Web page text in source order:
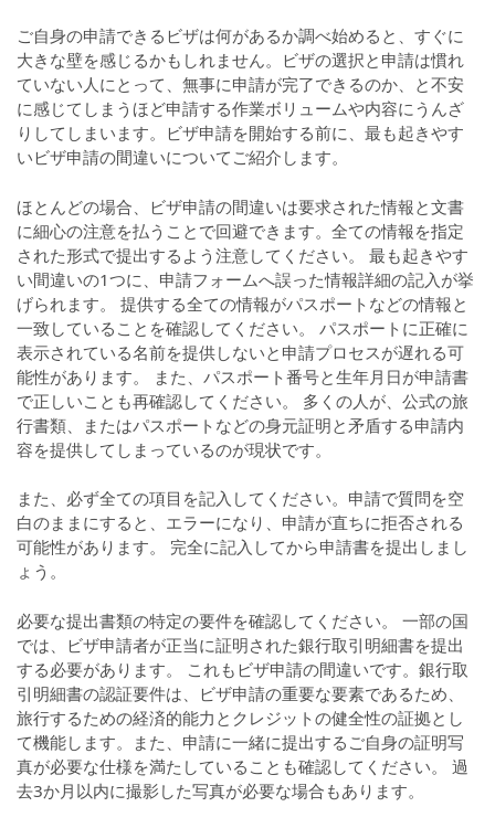
ご自身の申請できるビザは何があるか調べ始めると、すぐに
大きな壁を感じるかもしれません。ビザの選択と申請は慣れ
ていない人にとって、無事に申請が完了できるのか、と不安
に感じてしまうほど申請する作業ボリュームや内容にうんざ
りしてしまいます。ビザ申請を開始する前に、最も起きやす
いビザ申請の間違いについてご紹介します。
ほとんどの場合、ビザ申請の間違いは要求された情報と文書
に細心の注意を払うことで回避できます。全ての情報を指定
された形式で提出するよう注意してください。 最も起きやす
い間違いの1つに、申請フォームへ誤った情報詳細の記入が挙
げられます。 提供する全ての情報がパスポートなどの情報と
一致していることを確認してください。 パスポートに正確に
表示されている名前を提供しないと申請プロセスが遅れる可
能性があります。 また、パスポート番号と生年月日が申請書
で正しいことも再確認してください。 多くの人が、公式の旅
行書類、またはパスポートなどの身元証明と矛盾する申請内
容を提供してしまっているのが現状です。
また、必ず全ての項目を記入してください。申請で質問を空
白のままにすると、エラーになり、申請が直ちに拒否される
可能性があります。 完全に記入してから申請書を提出しまし
ょう。
必要な提出書類の特定の要件を確認してください。 一部の国
では、ビザ申請者が正当に証明された銀行取引明細書を提出
する必要があります。 これもビザ申請の間違いです。銀行取
引明細書の認証要件は、ビザ申請の重要な要素であるため、
旅行するための経済的能力とクレジットの健全性の証拠とし
て機能します。また、申請に一緒に提出するご自身の証明写
真が必要な仕様を満たしていることも確認してください。 過
去3か月以内に撮影した写真が必要な場合もあります。